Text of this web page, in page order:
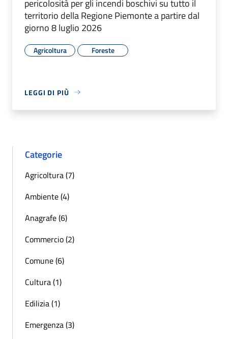
pericolosità per gli incendi boschivi su tutto il
territorio della Regione Piemonte a partire dal
giorno 8 luglio 2026
Agricoltura Foreste
LEGGI DI PIÙ
Categorie
Agricoltura (7)
Ambiente (4)
Anagrafe (6)
Commercio (2)
Comune (6)
Cultura (1)
Edilizia (1)
Emergenza (3)